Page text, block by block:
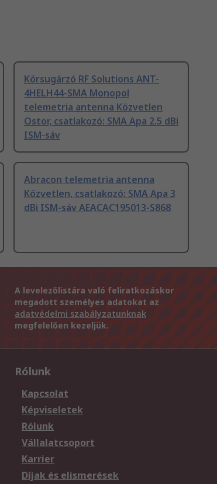
Körsugárzó RF Solutions ANT-
4HELH44-SMA Monopol
telemetria antenna Közvetlen
Ostor, csatlakozó: SMA Apa 2.5 dBi
ISM-sáv
Abracon telemetria antenna
Közvetlen, csatlakozó: SMA Apa 3
dBi ISM-sáv AEACAC195013-S868
A levelezőlistára való feliratkozáskor
megadott személyes adatokat az
adatvédelmi szabályzatunknak
megfelelően kezeljük.
Rólunk
Kapcsolat
Képviseletek
Rólunk
Vállalatcsoport
Karrier
Díjak és elismerések